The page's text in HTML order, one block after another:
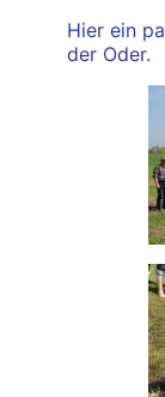
Hier ein
der Oder.